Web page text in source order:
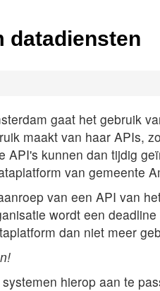
datadiensten
gaat het gebruik
maakt van haar APIs,
API's kunnen dan tijdig
van gemeente
van een API van
wordt een
dan niet meer
hierop aan te